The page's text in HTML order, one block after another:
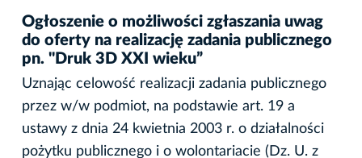
Ogłoszenie o możliwości zgłaszania uwag
do oferty na realizację zadania publicznego
pn. "Druk 3D XXI wieku”
Uznając celowość realizacji zadania publicznego
przez w/w podmiot, na podstawie art. 19 a
ustawy z dnia 24 kwietnia 2003 r. o działalności
pożytku publicznego i o wolontariacie (Dz. U. z